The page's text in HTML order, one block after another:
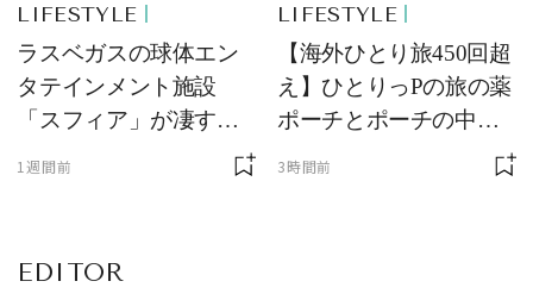
LIFESTYLE
ラスベガスの球体エン
タテインメント施設
「スフィア」が凄すぎ
た！ ひとりっPが大後
1週間前
LIFESTYLE
【海外ひとり旅450回超
え】ひとりっPの旅の薬
ポーチとポーチの中身
を初公開！ 本当に使え
3時間前
EDITOR